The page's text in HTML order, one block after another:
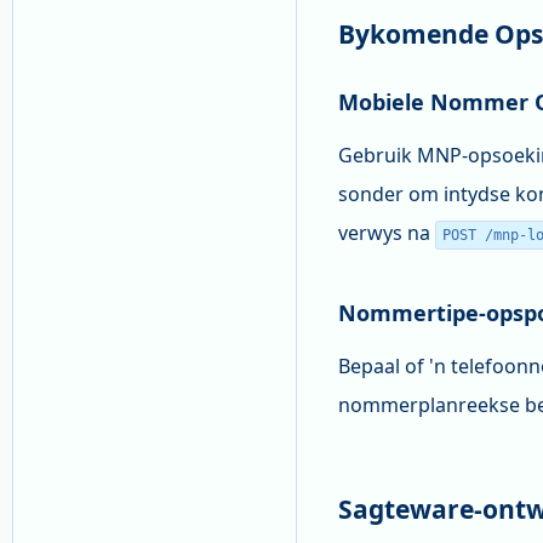
Bykomende
Mobiele Nommer
Gebruik MNP-
sonder om intydse
verwys na
POST /mnp-
Nommertipe-
Bepaal of 'n
nommerplanreekse
Sagteware-